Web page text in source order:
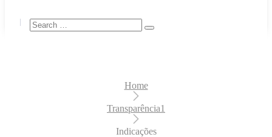
Home
Transparência1
Indicações